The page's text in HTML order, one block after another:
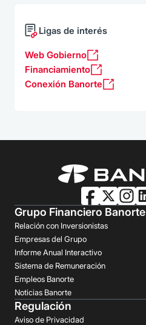
Ligas de interés
Web Gobierno
Financiamiento
Conexión Banorte
Grupo Financiero Banorte
Relación con Inversionistas
Empresas del Grupo
Informe Anual Interactivo
Sistema de Remuneración
Empleos Banorte
Noticias Banorte
Regulación
Aviso de Privacidad